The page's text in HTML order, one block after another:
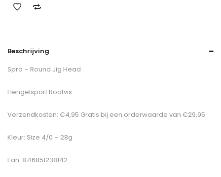
Beschrijving
Spro – Round Jig Head
Hengelsport Roofvis
Verzendkosten: €4,95 Gratis bij een orderwaarde van €29,95
Kleur: Size 4/0 – 28g
Ean: 8716851238142